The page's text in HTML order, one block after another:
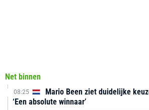
Net binnen
08:25
Mario Been ziet duidelijke
‘Een absolute winnaar’